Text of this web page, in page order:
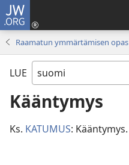
JW.ORG
Raamatun ymmärtämisen opas
LUE
Kääntymys
Ks. KATUMUS: Kääntymys.